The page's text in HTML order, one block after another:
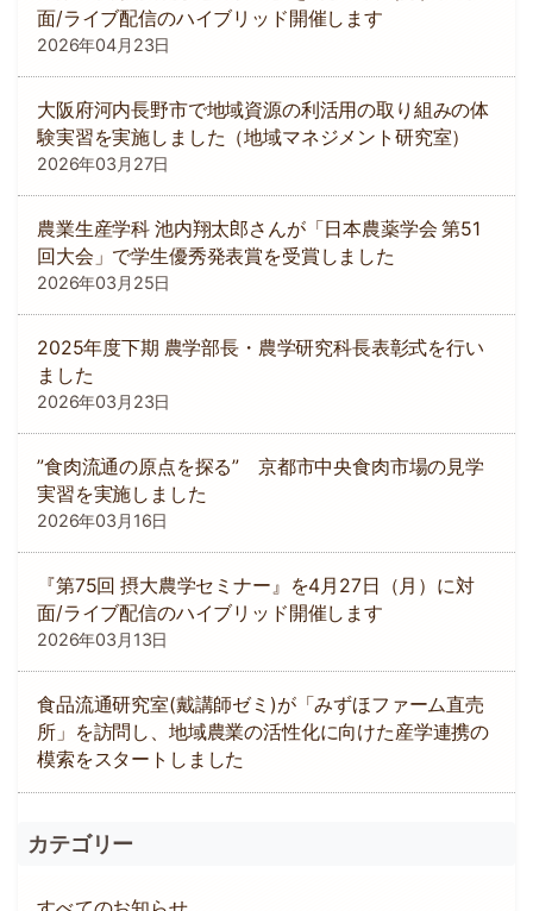
面/ライブ配信のハイブリッド開催します
2026年04月23日
大阪府河内長野市で地域資源の利活用の取り組みの体
験実習を実施しました（地域マネジメント研究室）
2026年03月27日
農業生産学科 池内翔太郎さんが「日本農薬学会 第51
回大会」で学生優秀発表賞を受賞しました
2026年03月25日
2025年度下期 農学部長・農学研究科長表彰式を行い
ました
2026年03月23日
”食肉流通の原点を探る” 京都市中央食肉市場の見学
実習を実施しました
2026年03月16日
『第75回 摂大農学セミナー』を4月27日（月）に対
面/ライブ配信のハイブリッド開催します
2026年03月13日
食品流通研究室(戴講師ゼミ)が「みずほファーム直売
所」を訪問し、地域農業の活性化に向けた産学連携の
模索をスタートしました
カテゴリー